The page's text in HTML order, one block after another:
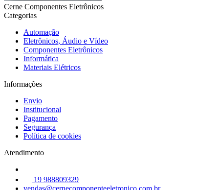
Cerne Componentes Eletrônicos
Categorias
Automação
Eletrônicos, Áudio e Vídeo
Componentes Eletrônicos
Informática
Materiais Elétricos
Informações
Envio
Institucional
Pagamento
Segurança
Política de cookies
Atendimento
19 988809329
vendas@cernecomponenteeletronico.com.br